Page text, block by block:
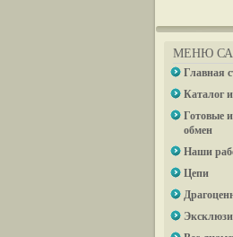
МЕНЮ
Главная
Каталог
Готовые
обмен
Наши
Цепи